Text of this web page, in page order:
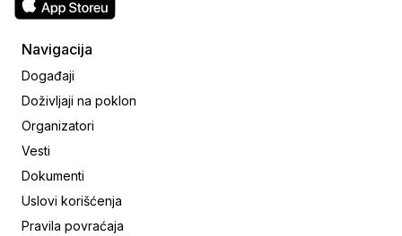
Navigacija
Događaji
Doživljaji na poklon
Organizatori
Vesti
Dokumenti
Uslovi korišćenja
Pravila povraćaja